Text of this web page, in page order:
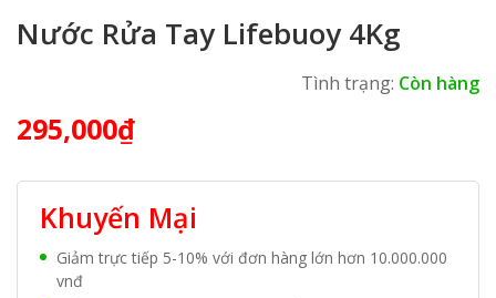
Nước Rửa Tay Lifebuoy 4Kg
Tình trạng: Còn hàng
295,000₫
Khuyến Mại
Giảm trực tiếp 5-10% với đơn hàng lớn hơn 10.000.000
vnđ